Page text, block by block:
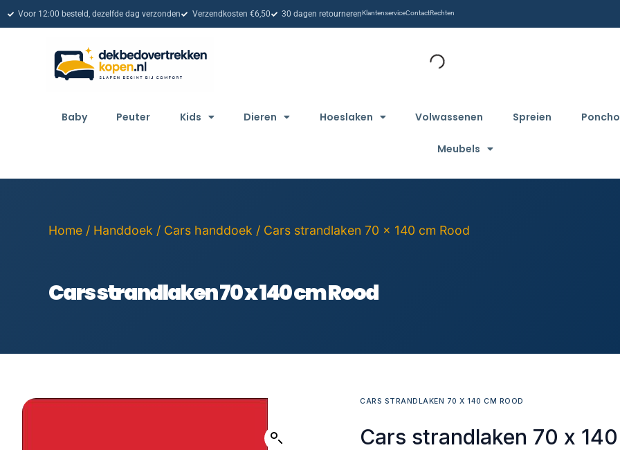
Voor 12:00 besteld, dezelfde dag verzonden Verzendkosten €6,50 30 dagen retournerenKlantenserviceContactRechten
Baby Peuter Kids Dieren Hoeslaken Volwassenen Spreien Poncho
Meubels
Home / Handdoek / Cars handdoek / Cars strandlaken 70 x 140 cm Rood
Cars strandlaken 70 x 140 cm Rood
CARS STRANDLAKEN 70 X 140 CM ROOD
Cars strandlaken 70 x